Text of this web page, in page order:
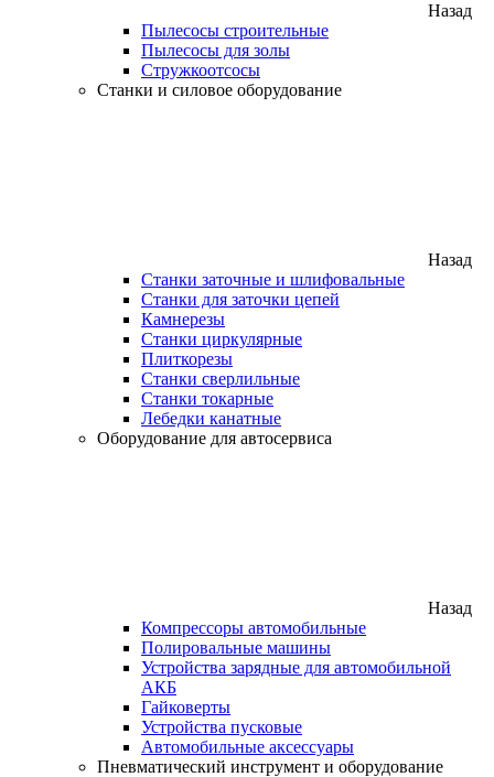
Назад
Пылесосы строительные
Пылесосы для золы
Стружкоотсосы
Станки и силовое оборудование
Назад
Станки заточные и шлифовальные
Станки для заточки цепей
Камнерезы
Станки циркулярные
Плиткорезы
Станки сверлильные
Станки токарные
Лебедки канатные
Оборудование для автосервиса
Назад
Компрессоры автомобильные
Полировальные машины
Устройства зарядные для автомобильной
АКБ
Гайковерты
Устройства пусковые
Автомобильные аксессуары
Пневматический инструмент и оборудование